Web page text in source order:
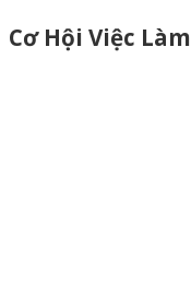
Cơ Hội Việc Làm